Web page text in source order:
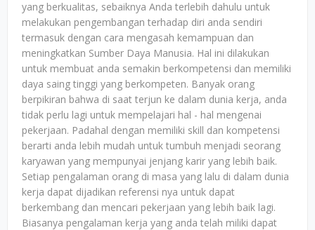
yang berkualitas, sebaiknya Anda terlebih dahulu untuk
melakukan pengembangan terhadap diri anda sendiri
termasuk dengan cara mengasah kemampuan dan
meningkatkan Sumber Daya Manusia. Hal ini dilakukan
untuk membuat anda semakin berkompetensi dan memiliki
daya saing tinggi yang berkompeten. Banyak orang
berpikiran bahwa di saat terjun ke dalam dunia kerja, anda
tidak perlu lagi untuk mempelajari hal - hal mengenai
pekerjaan. Padahal dengan memiliki skill dan kompetensi
berarti anda lebih mudah untuk tumbuh menjadi seorang
karyawan yang mempunyai jenjang karir yang lebih baik.
Setiap pengalaman orang di masa yang lalu di dalam dunia
kerja dapat dijadikan referensi nya untuk dapat
berkembang dan mencari pekerjaan yang lebih baik lagi.
Biasanya pengalaman kerja yang anda telah miliki dapat